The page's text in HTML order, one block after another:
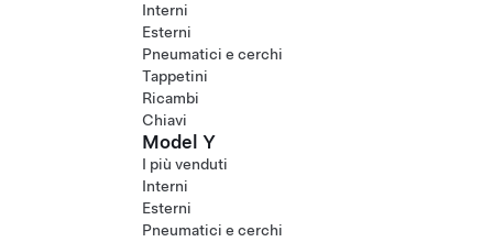
Interni
Esterni
Pneumatici e cerchi
Tappetini
Ricambi
Chiavi
Model Y
I più venduti
Interni
Esterni
Pneumatici e cerchi